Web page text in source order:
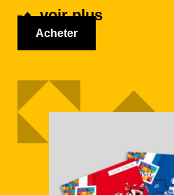
voir plus
Acheter